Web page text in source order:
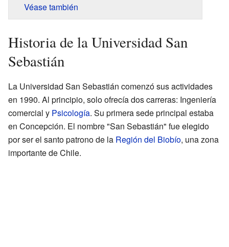
Véase también
Historia de la Universidad San
Sebastián
La Universidad San Sebastián comenzó sus actividades
en 1990. Al principio, solo ofrecía dos carreras: Ingeniería
comercial y Psicología. Su primera sede principal estaba
en Concepción. El nombre "San Sebastián" fue elegido
por ser el santo patrono de la Región del Biobío, una zona
importante de Chile.